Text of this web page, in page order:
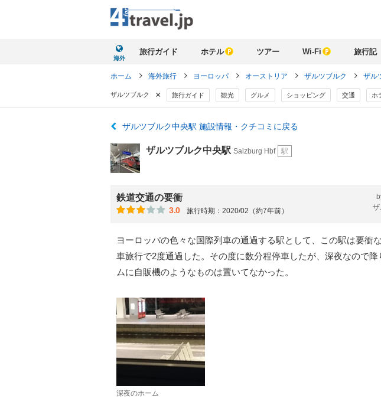
海外
旅行ガイド ホテル ツアー Wi-Fi 旅行記
ホーム 海外旅行 ヨーロッパ オーストリア ザルツブルク ザル
ザルツブルク × 旅行ガイド 観光 グルメ ショッピング 交通 ホ
ザルツブルク中央駅 施設情報・クチコミに戻る
ザルツブルク中央駅 Salzburg Hbf 駅
鉄道交通の要衝
3.0 旅行時期：2020/02（約7年前）
ヨーロッパの色々な国際列車の通過する駅として、この駅は要衝
車旅行で2度通過した。その度に数分程停車したが、深夜なので
ムに自販機のようなものは置いてなかった。
深夜のホーム